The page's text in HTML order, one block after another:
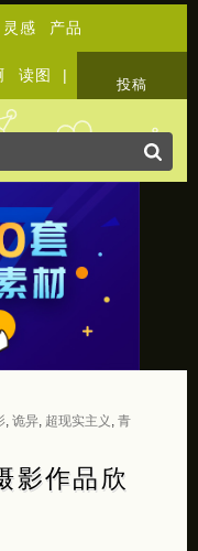
灵感 产品
读图 |
投稿
, 诡异, 超现实主义
青
影作品欣